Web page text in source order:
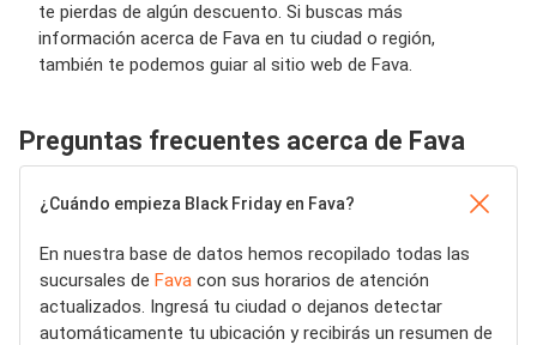
te pierdas de algún descuento. Si buscas más
información acerca de Fava en tu ciudad o región,
también te podemos guiar al sitio web de Fava.
Preguntas frecuentes acerca de Fava
¿Cuándo empieza Black Friday en Fava?
En nuestra base de datos hemos recopilado todas las
sucursales de Fava con sus horarios de atención
actualizados. Ingresá tu ciudad o dejanos detectar
automáticamente tu ubicación y recibirás un resumen de